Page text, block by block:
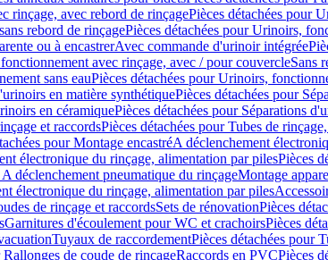
rinçage, avec rebord de rinçagePièces détachées pour
rebord de rinçagePièces détachées pour Urinoirs,
ou à encastrerAvec commande d'urinoir intégrée
avec rinçage, avec / pour couvercleSans
sans eauPièces détachées pour Urinoirs,
en matière synthétiquePièces détachées pour
en céramiquePièces détachées pour Séparations
et raccordsPièces détachées pour Tubes de
pour Montage encastréA déclenchement
électronique du rinçage, alimentation par pilesPièces
A déclenchement pneumatique du rinçageMontage
électronique du rinçage, alimentation par piles
de rinçage et raccordsSets de rénovationPièces
Garnitures d'écoulement pour WC et crachoirsPièces
Tuyaux de raccordementPièces détachées pour
Rallonges de coude de rinçageRaccords en PVCPièces